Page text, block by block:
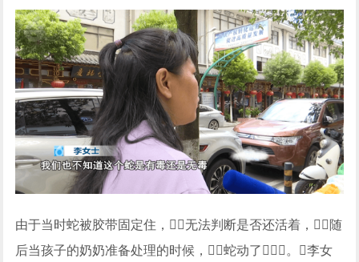
由于当时蛇被胶带固定住，无法判断是否还活着，随
后当孩子的奶奶准备处理的时候，蛇动了。李女